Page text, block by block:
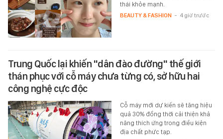
thái khỏe mạnh.
BEAUTY & FASHION - 4 giờ trước
Trung Quốc lại khiến "dân đào đường" thế giới
thán phục với cỗ máy chưa từng có, sở hữu hai
công nghệ cực độc
Cỗ máy mới dự kiến sẽ tăng hiệu
quả 30% đồng thời cải thiện khả
năng thích ứng trong điều kiện
địa chất phức tạp.